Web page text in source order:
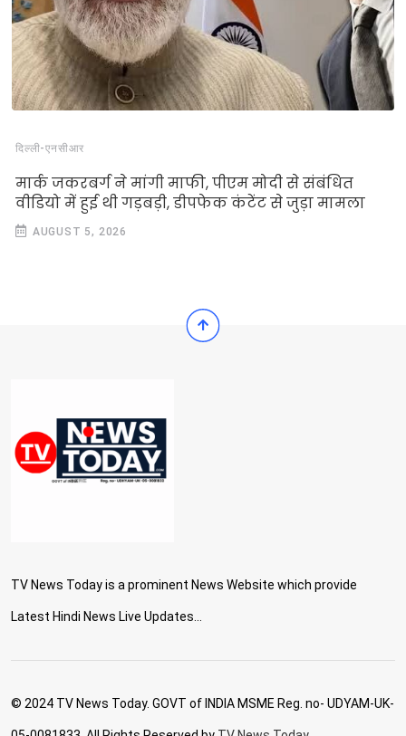
दिल्‍ली-एनसीआर
मार्क जकरबर्ग ने मांगी माफी, पीएम मोदी से संबंधित
वीडियो में हुई थी गड़बड़ी, डीपफेक कंटेंट से जुड़ा मामला
AUGUST 5, 2026
TV News Today is a prominent News Website which provide
Latest Hindi News Live Updates...
© 2024 TV News Today. GOVT of INDIA MSME Reg. no- UDYAM-UK-